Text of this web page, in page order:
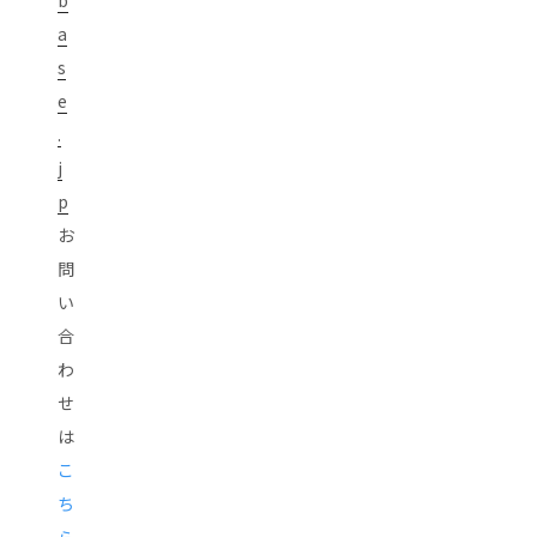
a
s
e
.
j
p
お
問
い
合
わ
せ
は
こ
ち